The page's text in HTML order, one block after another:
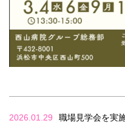
2026.01.29 職場見学会を実